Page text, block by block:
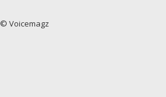
© Voicemagz